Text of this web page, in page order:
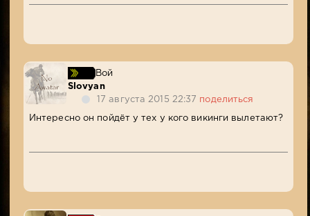
Вой
Slovyan
17 августа 2015 22:37
поделиться
Интересно он пойдёт у тех у кого викинги вылетают?